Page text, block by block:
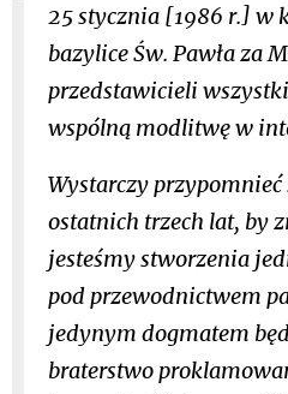
25 stycznia [1986 r.] w
bazylice Św. Pawła za
przedstawicieli
wspólną modlitwę w
Wystarczy
ostatnich trzech lat, by
jesteśmy stworzenia
pod przewodnictwem
jedynym dogmatem
braterstwo